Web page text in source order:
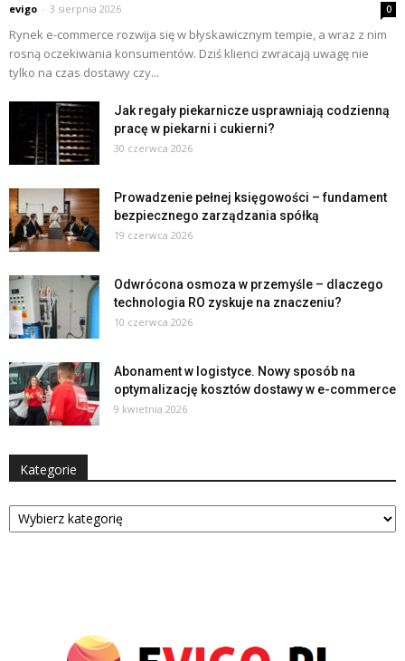
evigo - 3 sierpnia 2026 0
Rynek e-commerce rozwija się w błyskawicznym tempie, a wraz z nim
rosną oczekiwania konsumentów. Dziś klienci zwracają uwagę nie
tylko na czas dostawy czy...
Jak regały piekarnicze usprawniają codzienną
pracę w piekarni i cukierni?
30 czerwca 2026
Prowadzenie pełnej księgowości – fundament
bezpiecznego zarządzania spółką
19 czerwca 2026
Odwrócona osmoza w przemyśle – dlaczego
technologia RO zyskuje na znaczeniu?
10 czerwca 2026
Abonament w logistyce. Nowy sposób na
optymalizację kosztów dostawy w e-commerce
9 kwietnia 2026
Kategorie
Kategorie